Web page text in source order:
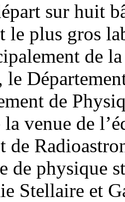
sur huit
le plus gros
de
le
de
venue de
de
de physique
Stellaire et